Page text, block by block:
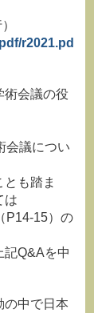
r2021.pd
術会議の役
会議につい
も踏ま
は
P14-15）の
記Q&Aを中
の中で日本